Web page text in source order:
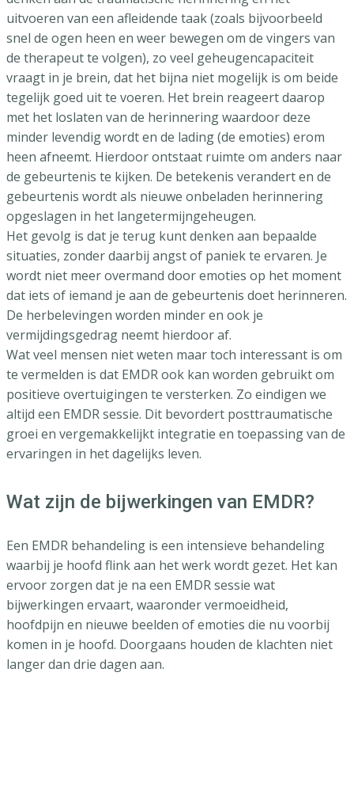
uitvoeren van een afleidende taak (zoals bijvoorbeeld
snel de ogen heen en weer bewegen om de vingers van
de therapeut te volgen), zo veel geheugencapaciteit
vraagt in je brein, dat het bijna niet mogelijk is om beide
tegelijk goed uit te voeren. Het brein reageert daarop
met het loslaten van de herinnering waardoor deze
minder levendig wordt en de lading (de emoties) erom
heen afneemt. Hierdoor ontstaat ruimte om anders naar
de gebeurtenis te kijken. De betekenis verandert en de
gebeurtenis wordt als nieuwe onbeladen herinnering
opgeslagen in het langetermijngeheugen.
Het gevolg is dat je terug kunt denken aan bepaalde
situaties, zonder daarbij angst of paniek te ervaren. Je
wordt niet meer overmand door emoties op het moment
dat iets of iemand je aan de gebeurtenis doet herinneren.
De herbelevingen worden minder en ook je
vermijdingsgedrag neemt hierdoor af.
Wat veel mensen niet weten maar toch interessant is om
te vermelden is dat EMDR ook kan worden gebruikt om
positieve overtuigingen te versterken. Zo eindigen we
altijd een EMDR sessie. Dit bevordert posttraumatische
groei en vergemakkelijkt integratie en toepassing van de
ervaringen in het dagelijks leven.
Wat zijn de bijwerkingen van EMDR?
Een EMDR behandeling is een intensieve behandeling
waarbij je hoofd flink aan het werk wordt gezet. Het kan
ervoor zorgen dat je na een EMDR sessie wat
bijwerkingen ervaart, waaronder vermoeidheid,
hoofdpijn en nieuwe beelden of emoties die nu voorbij
komen in je hoofd. Doorgaans houden de klachten niet
langer dan drie dagen aan.